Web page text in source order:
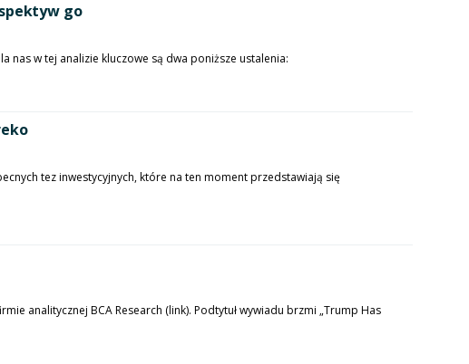
go
nas w tej analizie kluczowe są dwa poniższe ustalenia:
tez inwestycyjnych, które na ten moment przedstawiają się
analitycznej BCA Research (link). Podtytuł wywiadu brzmi „Trump Has